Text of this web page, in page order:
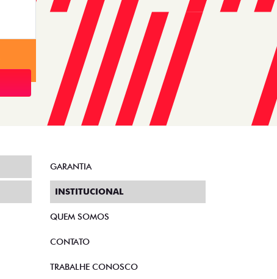
GARANTIA
INSTITUCIONAL
QUEM SOMOS
CONTATO
TRABALHE CONOSCO